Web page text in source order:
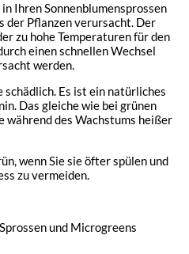
Ihren Sonnenblumensprossen
der Pflanzen verursacht. Der
zu hohe Temperaturen für den
einen schnellen Wechsel
werden.
Es ist ein natürliches
Das gleiche wie bei grünen
während des Wachstums heißer
wenn Sie sie öfter spülen und
zu vermeiden.